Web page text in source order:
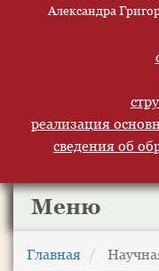
Александра
реализация
сведения об
Меню
Главная